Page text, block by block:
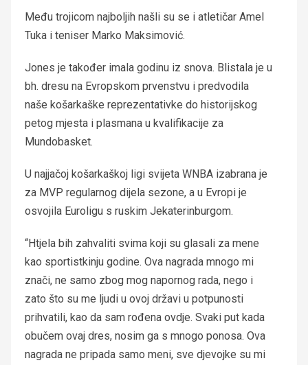
Među trojicom najboljih našli su se i atletičar Amel
Tuka i teniser Marko Maksimović.
Jones je također imala godinu iz snova. Blistala je u
bh. dresu na Evropskom prvenstvu i predvodila
naše košarkaške reprezentativke do historijskog
petog mjesta i plasmana u kvalifikacije za
Mundobasket.
U najjačoj košarkaškoj ligi svijeta WNBA izabrana je
za MVP regularnog dijela sezone, a u Evropi je
osvojila Euroligu s ruskim Jekaterinburgom.
“Htjela bih zahvaliti svima koji su glasali za mene
kao sportistkinju godine. Ova nagrada mnogo mi
znači, ne samo zbog mog napornog rada, nego i
zato što su me ljudi u ovoj državi u potpunosti
prihvatili, kao da sam rođena ovdje. Svaki put kada
obučem ovaj dres, nosim ga s mnogo ponosa. Ova
nagrada ne pripada samo meni, sve djevojke su mi